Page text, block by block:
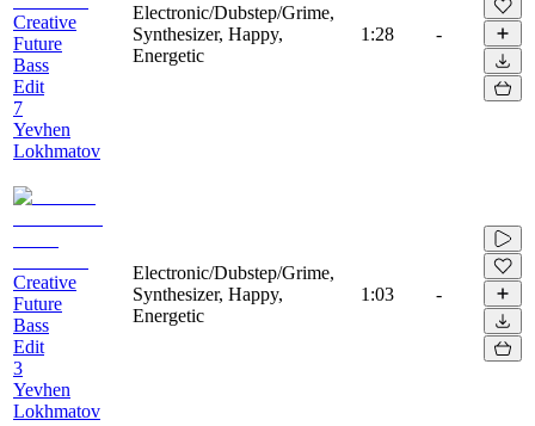
Creative
Future
Bass
Edit
7
Yevhen
Lokhmatov
Electronic/Dubstep/Grime,
Synthesizer, Happy,
Energetic
1:28 -
Creative
Future
Bass
Edit
3
Yevhen
Lokhmatov
Electronic/Dubstep/Grime,
Synthesizer, Happy,
Energetic
1:03 -